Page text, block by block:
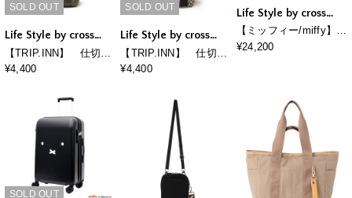
SOLD OUT
Life Style by cross
marche
【TRIP.INN】 仕切り
たくさんミニトート
¥4,400
SOLD OUT
Life Style by cross
marche
【TRIP.INN】 仕切り
たくさんミニトート
¥4,400
Life Style by cross
marche
【ミッフィー/miffy】ミ
ッフィー スーツケー
¥24,200
SOLD OUT